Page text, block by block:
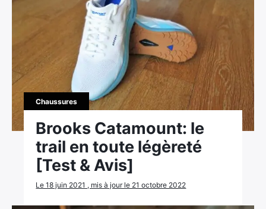
Chaussures
Brooks Catamount: le
trail en toute légèreté
[Test & Avis]
Le 18 juin 2021 , mis à jour le 21 octobre 2022